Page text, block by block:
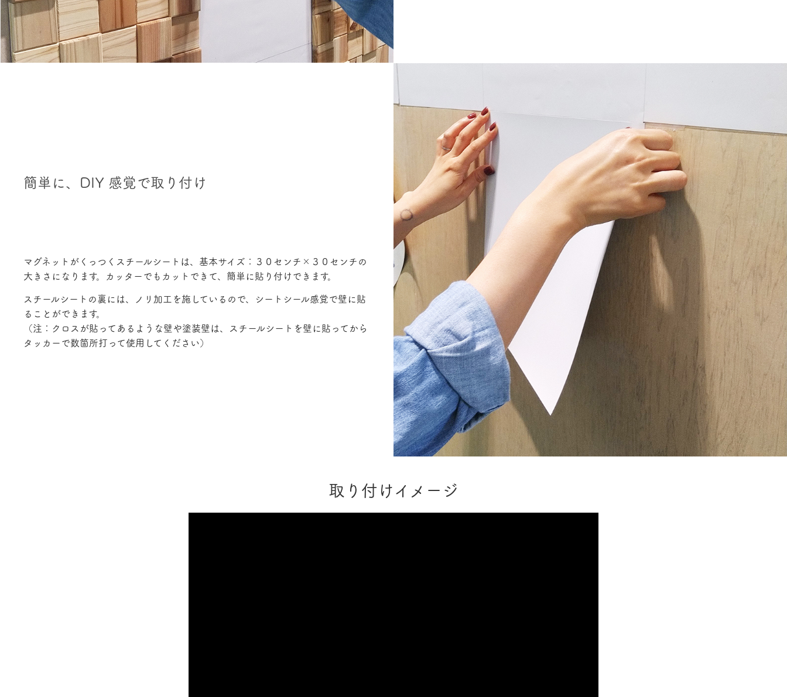
簡単に、DIY 感覚で取り付け
マグネットがくっつくスチールシートは、基本サイズ：３０センチ×３０センチの
大きさになります。カッターでもカットできて、簡単に貼り付けできます。
スチールシートの裏には、ノリ加工を施しているので、シートシール感覚で壁に貼
ることができます。
（注：クロスが貼ってあるような壁や塗装壁は、スチールシートを壁に貼ってから
タッカーで数箇所打って使用してください）
取り付けイメージ